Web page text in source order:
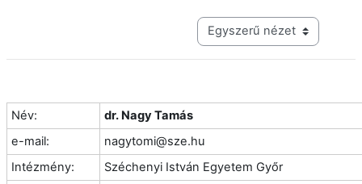
Harmadik szintű navigáció
Név:
dr. Nagy Tamás
e-mail:
nagytomi@sze.hu
Intézmény:
Széchenyi István Egyetem Győr